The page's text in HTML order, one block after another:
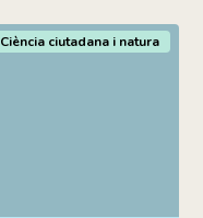
Ciència ciutadana i natura